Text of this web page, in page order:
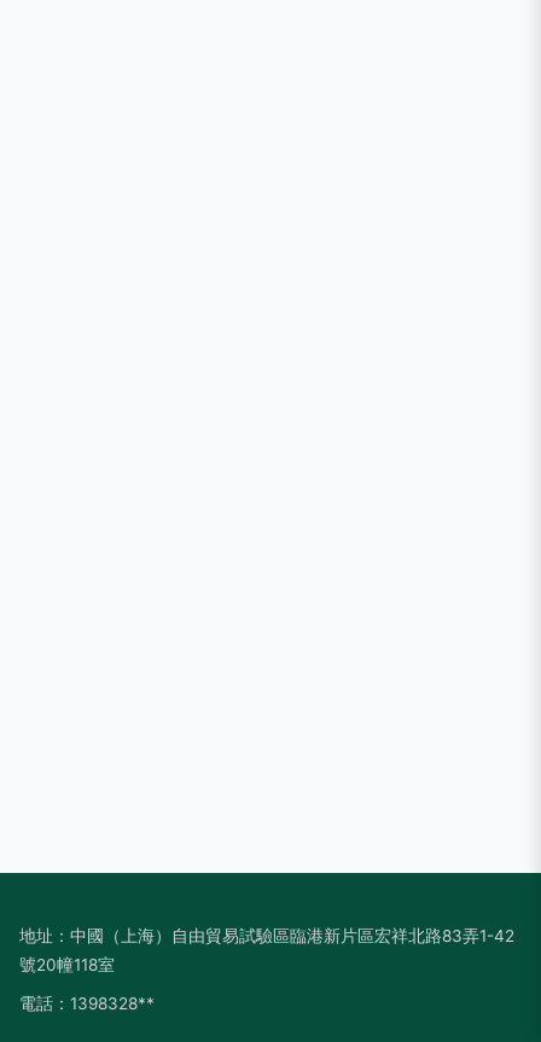
地址：中國（上海）自由貿易試驗區臨港新片區宏祥北路83弄1-42
號20幢118室
電話：1398328**